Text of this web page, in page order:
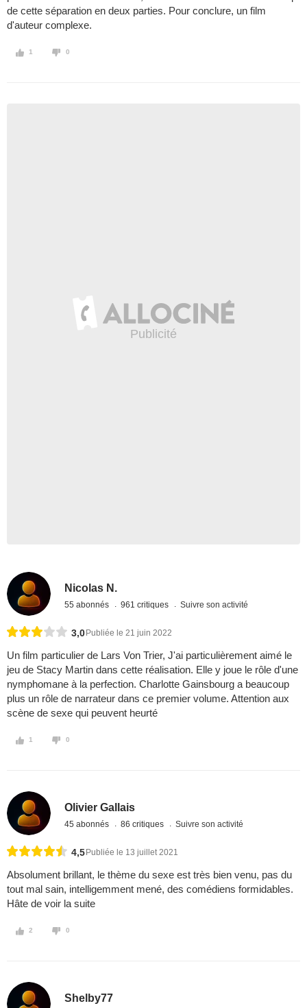
de cette séparation en deux parties. Pour conclure, un film
d'auteur complexe.
1 0
Nicolas N.
55 abonnés 961 critiques Suivre son activité
3,0 Publiée le 21 juin 2022
Un film particulier de Lars Von Trier, J'ai particulièrement aimé le
jeu de Stacy Martin dans cette réalisation. Elle y joue le rôle d'une
nymphomane à la perfection. Charlotte Gainsbourg a beaucoup
plus un rôle de narrateur dans ce premier volume. Attention aux
scène de sexe qui peuvent heurté
1 0
Olivier Gallais
45 abonnés 86 critiques Suivre son activité
4,5 Publiée le 13 juillet 2021
Absolument brillant, le thème du sexe est très bien venu, pas du
tout mal sain, intelligemment mené, des comédiens formidables.
Hâte de voir la suite
2 0
Shelby77